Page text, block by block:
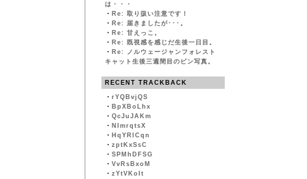
は・・・
・ Re: 取り扱い注意です！
・ Re: 届きましたが･･･。
・ Re: 甘えっこ。
・ Re: 既視感を感じだ生後一日目。
・ Re: ノルウェージャンフォレスト
キャット生後三週間目のピン写真。
RECENT TRACKBACK
・ rYQBvjQS
・ BpXBoLhx
・ QcJuJAKm
・ NImrqtsX
・ HqYRlCqn
・ zptKxSsC
・ SPMhDFSG
・ VvRsBxoM
・ zYtVKoIt